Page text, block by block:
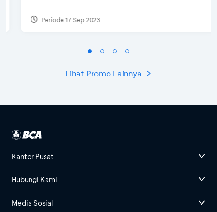
Periode 17 Sep 2023
Lihat Promo Lainnya
Kantor Pusat
Hubungi Kami
Media Sosial